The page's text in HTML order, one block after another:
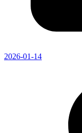
2026-01-14